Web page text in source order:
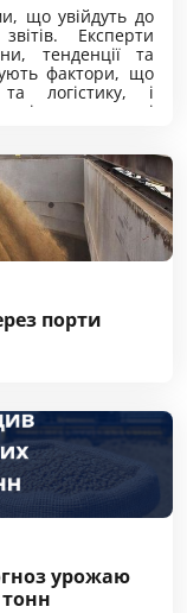
що увійдуть до
Експерти
тенденції та
фактори, що
логістику, і
оцінювати нові
рішень.
порти
урожаю